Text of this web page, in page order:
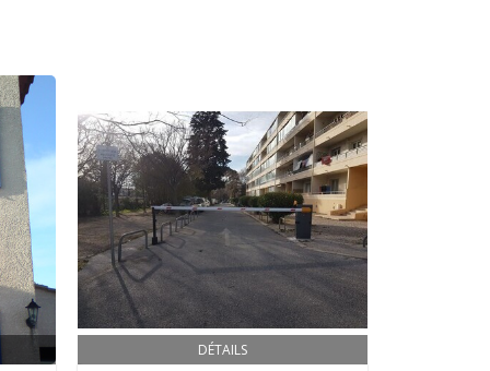
DÉTAILS